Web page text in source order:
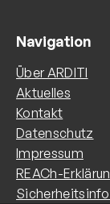
Navigation
Über ARDITI
Aktuelles
Kontakt
Datenschutz
Impressum
REACh-